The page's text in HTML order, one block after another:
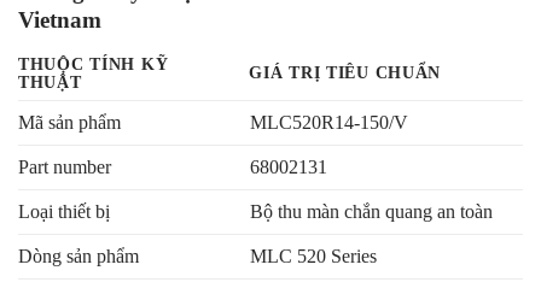
Vietnam
THUỘC TÍNH KỸ
THUẬT
GIÁ TRỊ TIÊU CHUẨN
Mã sản phẩm MLC520R14-150/V
Part number 68002131
Loại thiết bị Bộ thu màn chắn quang an toàn
Dòng sản phẩm MLC 520 Series